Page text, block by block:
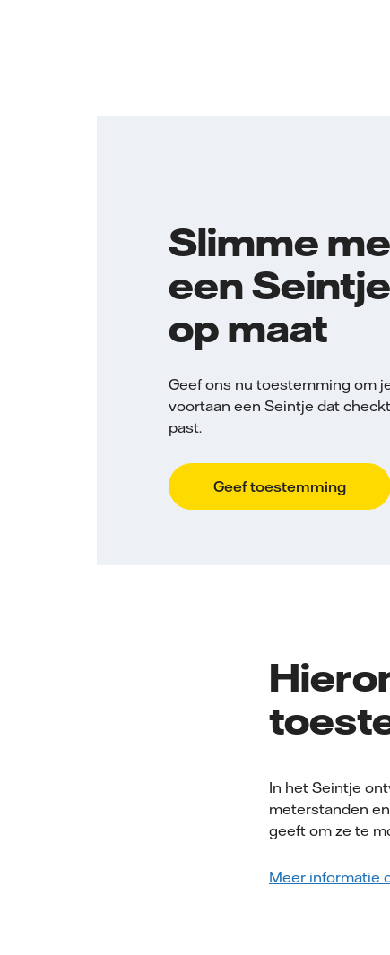
Slimme
een
op maat
Geef ons nu toestemming om
voortaan een Seintje dat
past.
Geef toestemming
In het Seintje
meterstanden
geeft om ze te
Meer informatie